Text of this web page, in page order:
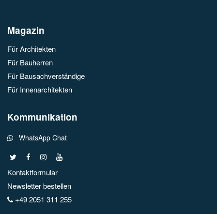
Magazin
Für Architekten
Für Bauherren
Für Bausachverständige
Für Innenarchitekten
Kommunikation
WhatsApp Chat
Kontaktformular
Newsletter bestellen
+49 2051 311 255